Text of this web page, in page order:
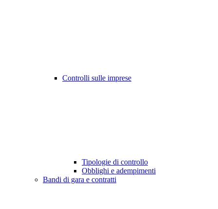
Controlli sulle imprese
Tipologie di controllo
Obblighi e adempimenti
Bandi di gara e contratti